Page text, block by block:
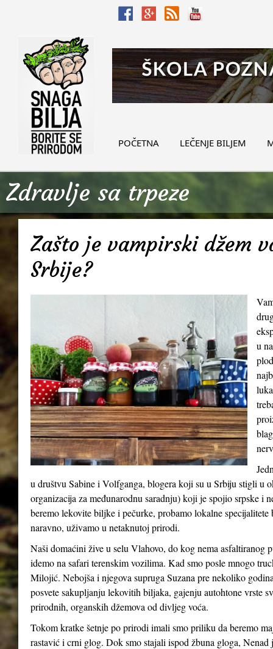
POČETNA LEČENJE BILJEM
Zdravlje sa trpeze
Zašto je vampirski džem
Srbije?
u
u društvu Sabine i Volfganga, blogera koji su u Srbiju stigli u
organizacija za međunarodnu saradnju) koji je spojio srpske i
beremo lekovite biljke i pečurke, probamo lokalne
naravno, uživamo u netaknutoj prirodi.
Naši domaćini žive u selu Vlahovo, do kog nema asfaltiranog
idemo na safari terenskim vozilima. Kad smo posle mnogo
Milojić. Nebojša i njegova supruga Suzana pre nekoliko
posvete sakupljanju lekovitih biljaka, gajenju autohtone vrste
prirodnih, organskih džemova od divljeg voća.
Tokom kratke šetnje po prirodi imali smo priliku da beremo
rastavić i crni glog. Dok smo stajali ispod žbuna gloga,